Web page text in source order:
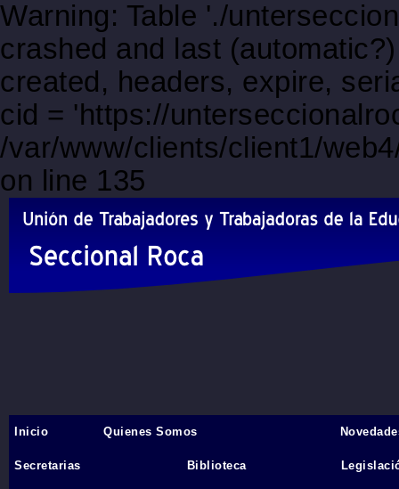
Warning: Table './
crashed and last
created, headers, expire,
cid = 'https://
/var/www/clients/client1/
on line 135
Inicio
Inicio Quienes Somos
Secretarias Biblioteca